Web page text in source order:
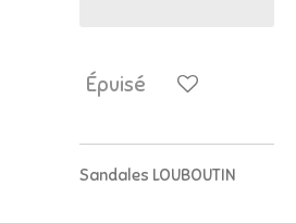
Épuisé
Sandales LOUBOUTIN